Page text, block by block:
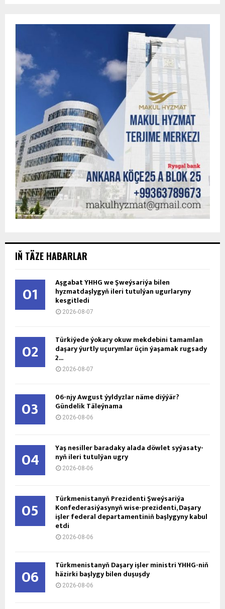
IŇ TÄZE HABARLAR
01 Aşgabat ÝHHG we Şweýsariýa bilen
hyzmatdaşlygyň ileri tutulýan ugurlaryny
kesgitledi
2026-08-07
02 Türkiýede ýokary okuw mekdebini tamamlan
daşary ýurtly uçurymlar üçin ýaşamak rugsady
2...
2026-08-07
03 06-njy Awgust ýyldyzlar näme diýýär?
Gündelik Täleýnama
2026-08-06
04 Ýaş ne­sil­ler ba­ra­da­ky ala­da döw­let sy­ýa­sa­ty­
nyň ile­ri tu­tul­ýan ug­ry
2026-08-06
05 Türkmenistanyň Prezidenti Şweýsariýa
Konfederasiýasynyň wise-prezidenti, Daşary
işler federal departamentiniň başlygyny kabul
etdi
2026-08-06
06 Türkmenistanyň Daşary işler ministri ÝHHG-niň
häzirki başlygy bilen duşuşdy
2026-08-06